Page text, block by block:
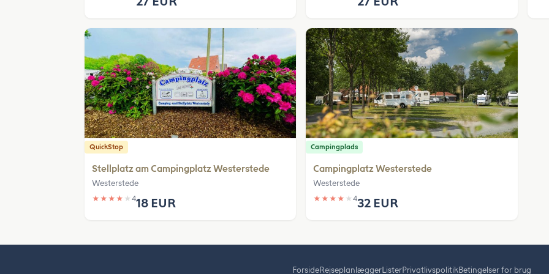
QuickStop
Stellplatz am Campingplatz Westerstede
Westerstede
★ ★ ★ ★ ★ 418 EUR
Campingplads
Campingplatz Westerstede
Westerstede
★ ★ ★ ★ ★432 EUR
ForsideRejseplanlæggerListerPrivatlivspolitikBetingelser for brug